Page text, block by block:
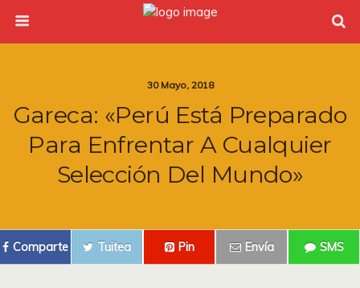
30 Mayo, 2018
Gareca: «Perú Está Preparado
Para Enfrentar A Cualquier
Selección Del Mundo»
Comparte Tuitea Pin Envía SMS